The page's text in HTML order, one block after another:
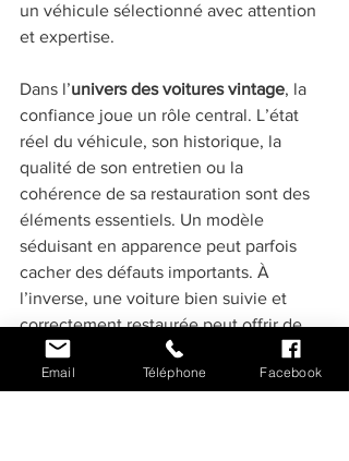
un véhicule sélectionné avec attention
et expertise.
Dans l’univers des voitures vintage, la
confiance joue un rôle central. L’état
réel du véhicule, son historique, la
qualité de son entretien ou la
cohérence de sa restauration sont des
éléments essentiels. Un modèle
séduisant en apparence peut parfois
cacher des défauts importants. À
l’inverse, une voiture bien suivie et
correctement restaurée peut offrir de
nombreuses années de plaisir.
Email Téléphone Facebook